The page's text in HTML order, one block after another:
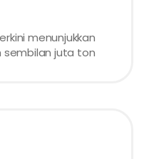
menunjukkan
sembilan juta ton